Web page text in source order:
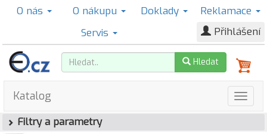
O nás O nákupu Doklady
Reklamace
Servis
Přihlášení
Hledat
Katalog
Filtry a parametry